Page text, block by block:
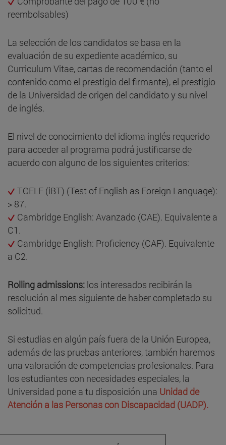
reembolsables)
La selección de los candidatos se basa en la
evaluación de su expediente académico, su
Curriculum Vitae, cartas de recomendación (tanto el
contenido como el prestigio del firmante), el prestigio
de la Universidad de origen del candidato y su nivel
de inglés.
El nivel de conocimiento del idioma inglés requerido
para acceder al programa podrá justificarse de
acuerdo con alguno de los siguientes criterios:
TOELF (iBT) (Test of English as Foreign Language):
> 87.
Cambridge English: Avanzado (CAE). Equivalente a
C1.
Cambridge English: Proficiency (CAF). Equivalente
a C2.
Rolling admissions: los interesados recibirán la
resolución al mes siguiente de haber completado su
solicitud.
Si estudias en algún país fuera de la Unión Europea,
además de las pruebas anteriores, también haremos
una valoración de competencias profesionales. Para
los estudiantes con necesidades especiales, la
Universidad pone a tu disposición una Unidad de
Atención a las Personas con Discapacidad (UADP).